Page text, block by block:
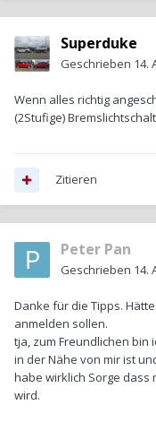
Superduke
Geschrieben 14.
Wenn alles richtig
(2Stufige)
Zitieren
Peter Pan
Geschrieben 14.
Danke für die Tipps.
anmelden sollen.
tja, zum Freundlichen bin
in der Nähe von mir ist
habe wirklich Sorge dass
wird.